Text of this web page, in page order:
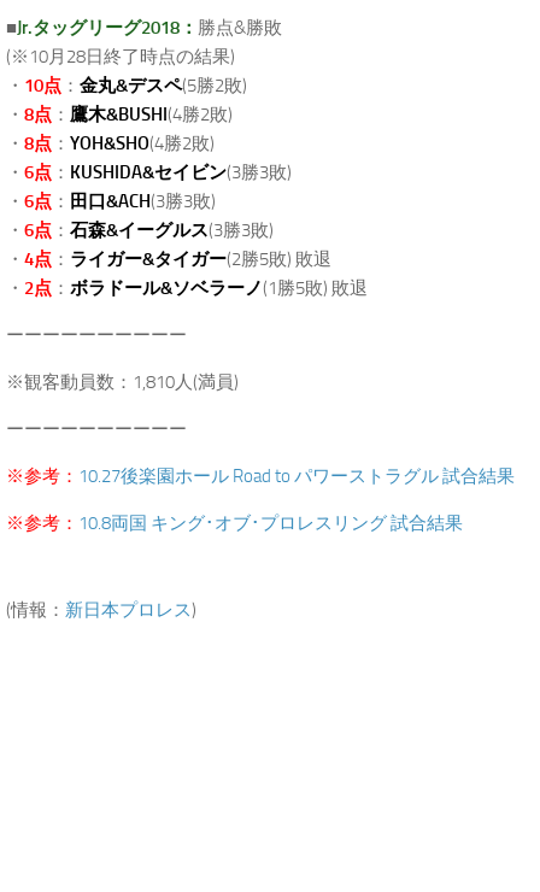
■Jr.タッグリーグ2018： 勝点&勝敗
(※10月28日終了時点の結果)
・ 10点 ： 金丸&デスペ(5勝2敗)
・ 8点 ： 鷹木&BUSHI(4勝2敗)
・ 8点 ： YOH&SHO(4勝2敗)
・ 6点 ： KUSHIDA&セイビン(3勝3敗)
・ 6点 ： 田口&ACH(3勝3敗)
・ 6点 ： 石森&イーグルス(3勝3敗)
・ 4点 ： ライガー&タイガー(2勝5敗) 敗退
・ 2点 ： ボラドール&ソベラーノ(1勝5敗) 敗退
ーーーーーーーーーー
※観客動員数：1,810人(満員)
ーーーーーーーーーー
※参考： 10.27後楽園ホール Road to パワーストラグル 試合結果
※参考： 10.8両国 キング･オブ･プロレスリング 試合結果
(情報： 新日本プロレス)